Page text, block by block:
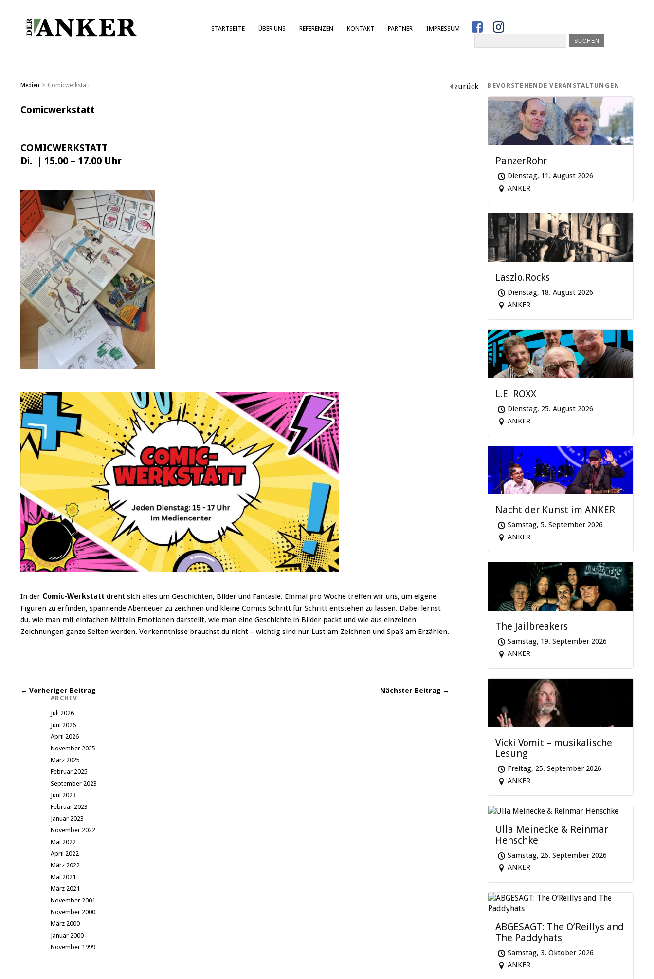
STARTSEITE ÜBER UNS REFERENZEN KONTAKT PARTNER IMPRESSUM  
Medien > Comicwerkstatt
Comicwerkstatt
COMICWERKSTATT
Di. | 15.00 – 17.00 Uhr
In der Comic-Werkstatt dreht sich alles um Geschichten, Bilder und Fantasie. Einmal pro Woche treffen wir uns, um eigene
Figuren zu erfinden, spannende Abenteuer zu zeichnen und kleine Comics Schritt für Schritt entstehen zu lassen. Dabei lernst
du, wie man mit einfachen Mitteln Emotionen darstellt, wie man eine Geschichte in Bilder packt und wie aus einzelnen
Zeichnungen ganze Seiten werden. Vorkenntnisse brauchst du nicht – wichtig sind nur Lust am Zeichnen und Spaß am Erzählen.
← Vorheriger Beitrag Nächster Beitrag →
ARCHIV
Juli 2026
Juni 2026
April 2026
November 2025
März 2025
Februar 2025
September 2023
Juni 2023
Februar 2023
Januar 2023
November 2022
Mai 2022
April 2022
März 2022
Mai 2021
März 2021
November 2001
November 2000
März 2000
Januar 2000
November 1999
BEVORSTEHENDE VERANSTALTUNGEN
PanzerRohr
Dienstag, 11. August 2026
ANKER
Laszlo.Rocks
Dienstag, 18. August 2026
ANKER
L.E. ROXX
Dienstag, 25. August 2026
ANKER
Nacht der Kunst im ANKER
Samstag, 5. September 2026
ANKER
The Jailbreakers
Samstag, 19. September 2026
ANKER
Vicki Vomit – musikalische
Lesung
Freitag, 25. September 2026
ANKER
Ulla Meinecke & Reinmar
Henschke
Samstag, 26. September 2026
ANKER
ABGESAGT: The O’Reillys and
The Paddyhats
Samstag, 3. Oktober 2026
ANKER
 zurück